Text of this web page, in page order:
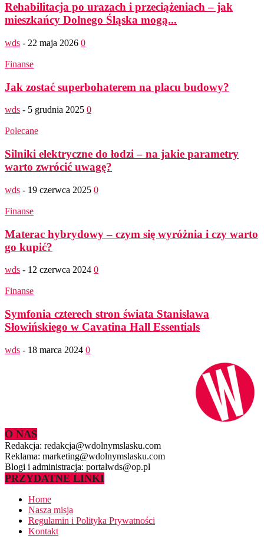
Rehabilitacja po urazach i przeciążeniach – jak
mieszkańcy Dolnego Śląska mogą...
wds - 22 maja 2026 0
Finanse
Jak zostać superbohaterem na placu budowy?
wds - 5 grudnia 2025 0
Polecane
Silniki elektryczne do łodzi – na jakie parametry
warto zwrócić uwagę?
wds - 19 czerwca 2025 0
Finanse
Materac hybrydowy – czym się wyróżnia i czy warto
go kupić?
wds - 12 czerwca 2024 0
Finanse
Symfonia czterech stron świata Stanisława
Słowińskiego w Cavatina Hall Essentials
wds - 18 marca 2024 0
O NAS
Redakcja: redakcja@wdolnymslasku.com
Reklama: marketing@wdolnymslasku.com
Blogi i administracja: portalwds@op.pl
PRZYDATNE LINKI
Home
Nasza misja
Regulamin i Polityka Prywatności
Kontakt